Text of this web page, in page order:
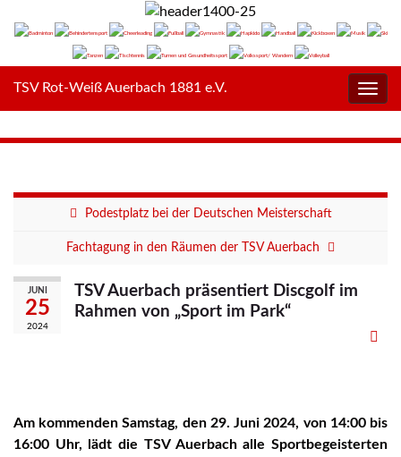
TSV Rot-Weiß Auerbach 1881 e.V.
Podestplatz bei der Deutschen Meisterschaft
Fachtagung in den Räumen der TSV Auerbach
JUNI
25
2024
TSV Auerbach präsentiert Discgolf im
Rahmen von „Sport im Park“
Am kommenden Samstag, den 29. Juni 2024, von 14:00 bis
16:00 Uhr, lädt die TSV Auerbach alle Sportbegeisterten